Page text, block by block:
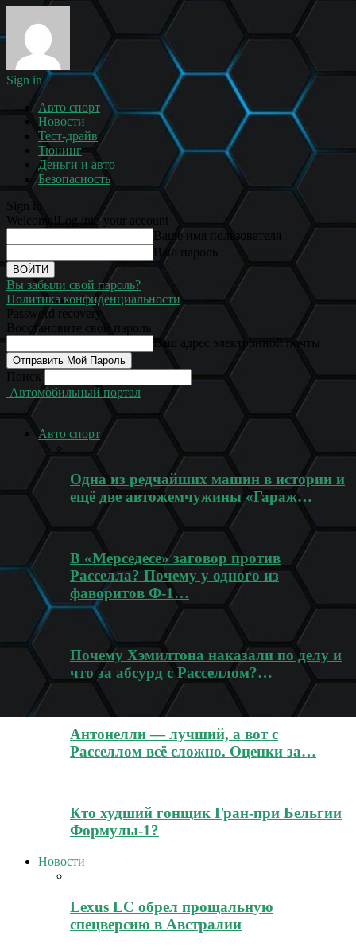
Sign in
Авто спорт
Новости
Тест-драйв
Тюнинг
Деньги и авто
Безопасность
Sign in
Welcome! Log into your account
Ваше имя пользователя
Ваш пароль
Вы забыли свой пароль?
Политика конфиденциальности
Password recovery
Восстановите свой пароль
Ваш адрес электронной почты
Поиск
Автомобильный портал
Авто спорт
Одна из редчайших машин в истории и
ещё две автожемчужины «Гараж…
В «Мерседесе» заговор против
Расселла? Почему у одного из
фаворитов Ф-1…
Почему Хэмилтона наказали по делу и
что за абсурд с Расселлом?…
Антонелли — лучший, а вот с
Расселлом всё сложно. Оценки за…
Кто худший гонщик Гран-при Бельгии
Формулы-1?
Новости
Lexus LC обрел прощальную
спецверсию в Австралии